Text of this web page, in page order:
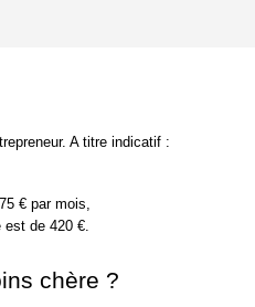
A titre indicatif :
€ par mois,
est de 420 €.
chère ?